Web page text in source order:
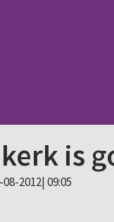
is
08-2012| 09:05